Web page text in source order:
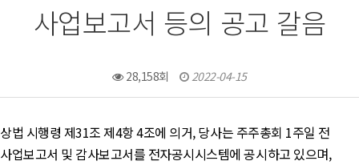
사업보고서 등의 공고 갈음
28,158회 2022-04-15
상법 시행령 제31조 제4항 4조에 의거, 당사는 주주총회 1주일 전
사업보고서 및 감사보고서를 전자공시시스템에 공시하고 있으며,